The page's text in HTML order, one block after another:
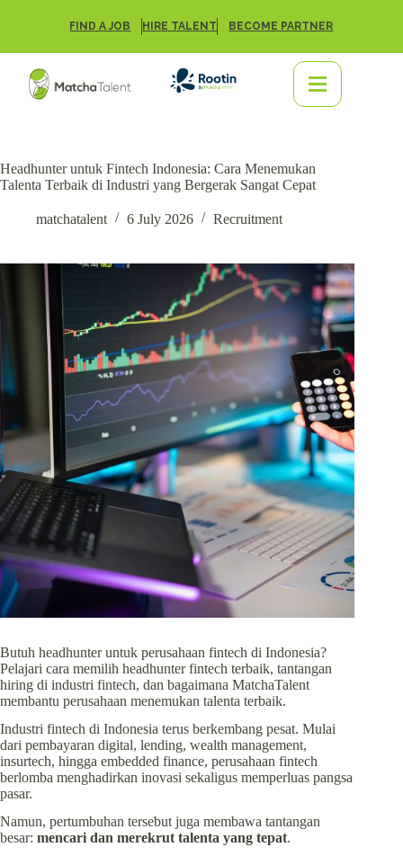
FIND A JOB HIRE TALENT BECOME PARTNER
Headhunter untuk Fintech Indonesia: Cara Menemukan
Talenta Terbaik di Industri yang Bergerak Sangat Cepat
matchatalent 6 July 2026 Recruitment
Butuh headhunter untuk perusahaan fintech di Indonesia?
Pelajari cara memilih headhunter fintech terbaik, tantangan
hiring di industri fintech, dan bagaimana MatchaTalent
membantu perusahaan menemukan talenta terbaik.
Industri fintech di Indonesia terus berkembang pesat. Mulai
dari pembayaran digital, lending, wealth management,
insurtech, hingga embedded finance, perusahaan fintech
berlomba menghadirkan inovasi sekaligus memperluas pangsa
pasar.
Namun, pertumbuhan tersebut juga membawa tantangan
besar: mencari dan merekrut talenta yang tepat.